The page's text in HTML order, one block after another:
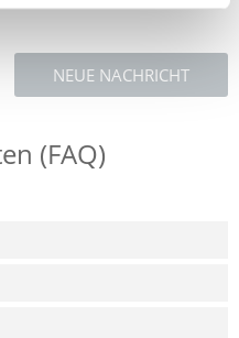
NEUE NACHRICHT
(FAQ)